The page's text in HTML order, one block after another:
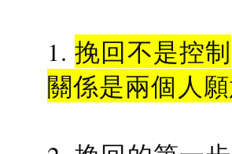
1.挽回不是控制
關係是兩個人